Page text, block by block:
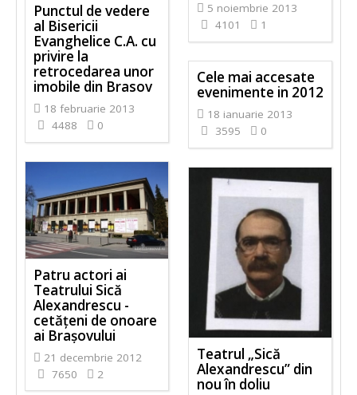
5 noiembrie 2013
4101
1
Punctul de vedere
al Bisericii
Evanghelice C.A. cu
privire la
retrocedarea unor
imobile din Brasov
18 februarie 2013
4488
0
Cele mai accesate
evenimente in 2012
18 ianuarie 2013
3595
0
Patru actori ai
Teatrului Sică
Alexandrescu -
cetăţeni de onoare
ai Braşovului
21 decembrie 2012
7650
2
Teatrul „Sică
Alexandrescu” din
nou în doliu